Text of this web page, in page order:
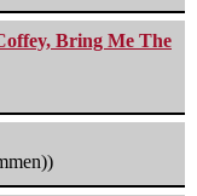
Bring Me The